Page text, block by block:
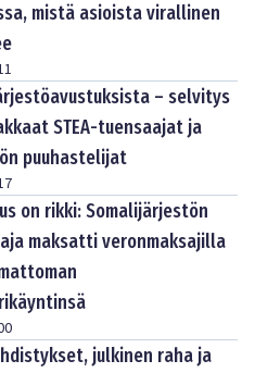
mistä asioista virallinen
– selvitys
STEA-tuensaajat ja
puuhastelijat
on rikki: Somalijärjestön
maksatti veronmaksajilla
julkinen raha ja